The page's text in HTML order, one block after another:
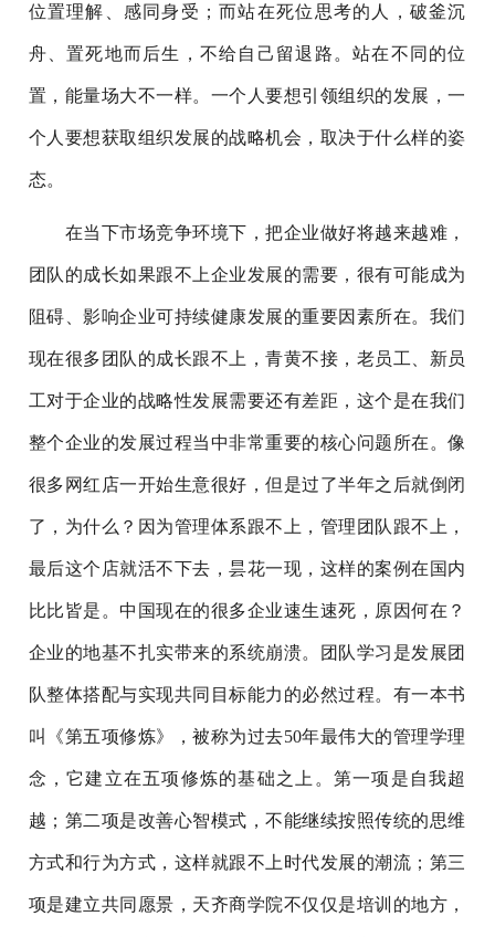
位置理解、感同身受；而站在死位思考的人，破釜沉
舟、置死地而后生，不给自己留退路。站在不同的位
置，能量场大不一样。一个人要想引领组织的发展，一
个人要想获取组织发展的战略机会，取决于什么样的姿
态。
在当下市场竞争环境下，把企业做好将越来越难，
团队的成长如果跟不上企业发展的需要，很有可能成为
阻碍、影响企业可持续健康发展的重要因素所在。我们
现在很多团队的成长跟不上，青黄不接，老员工、新员
工对于企业的战略性发展需要还有差距，这个是在我们
整个企业的发展过程当中非常重要的核心问题所在。像
很多网红店一开始生意很好，但是过了半年之后就倒闭
了，为什么？因为管理体系跟不上，管理团队跟不上，
最后这个店就活不下去，昙花一现，这样的案例在国内
比比皆是。中国现在的很多企业速生速死，原因何在？
企业的地基不扎实带来的系统崩溃。团队学习是发展团
队整体搭配与实现共同目标能力的必然过程。有一本书
叫《第五项修炼》，被称为过去50年最伟大的管理学理
念，它建立在五项修炼的基础之上。第一项是自我超
越；第二项是改善心智模式，不能继续按照传统的思维
方式和行为方式，这样就跟不上时代发展的潮流；第三
项是建立共同愿景，天齐商学院不仅仅是培训的地方，